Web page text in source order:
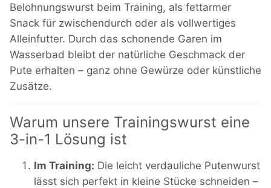
Belohnungswurst beim Training, als fettarmer
Snack für zwischendurch oder als vollwertiges
Alleinfutter. Durch das schonende Garen im
Wasserbad bleibt der natürliche Geschmack der
Pute erhalten – ganz ohne Gewürze oder künstliche
Zusätze.
Warum unsere Trainingswurst eine
3-in-1 Lösung ist
Im Training: Die leicht verdauliche Putenwurst
lässt sich perfekt in kleine Stücke schneiden –